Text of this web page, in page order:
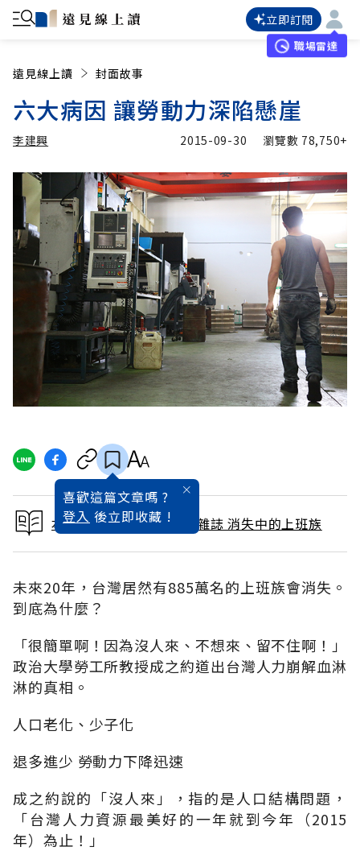
立即訂閱
職場雷達
遠見線上讀 封面故事
六大病因 讓勞動力深陷懸崖
李建興
李建興 加入追蹤
2015-09-30 瀏覽數 78,750+
喜歡這篇文章嗎 ?
登入 後立即收藏 !
本文出自 2015 / 10月號雜誌 消失中的上班族
未來20年，台灣居然有885萬名的上班族會消失。
到底為什麼？
「很簡單啊！因為沒人來、不想來、留不住啊！」
政治大學勞工所教授成之約道出台灣人力崩解血淋
淋的真相。
人口老化、少子化
退多進少 勞動力下降迅速
成之約說的「沒人來」，指的是人口結構問題，
「台灣人力資源最美好的一年就到今年（2015
年）為止！」